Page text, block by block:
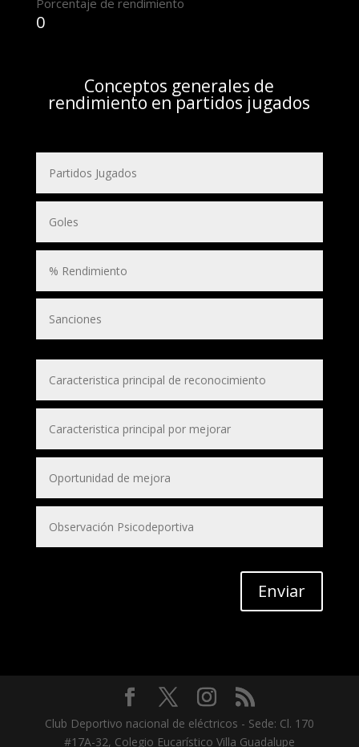
Porcentaje de rendimiento
0
Conceptos generales de
rendimiento en partidos jugados
Enviar
Club Deportivo nacional de eléctricos - Sede: Cl. 170
#17A-32, Colegio Eucarístico Villa Guadalupe